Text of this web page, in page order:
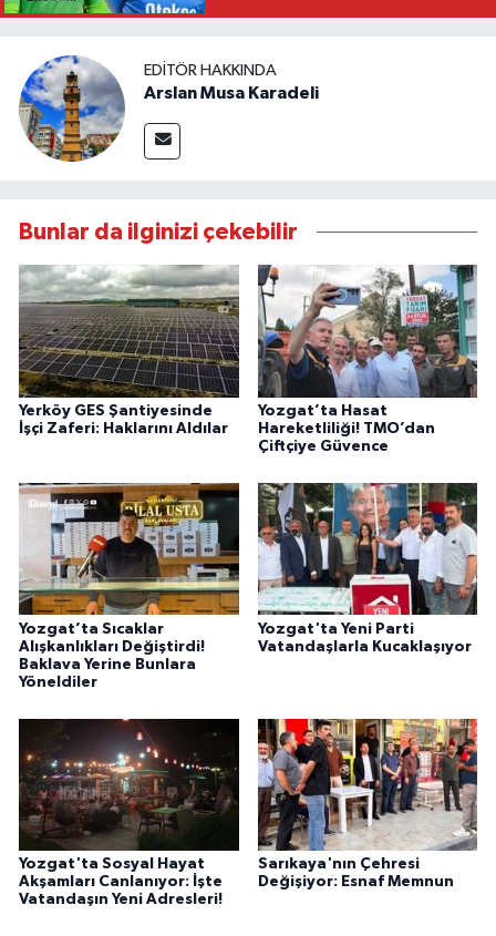
EDITÖR HAKKINDA
Arslan Musa Karadeli
Bunlar da ilginizi çekebilir
Yerköy GES Şantiyesinde
İşçi Zaferi: Haklarını Aldılar
Yozgat’ta Hasat
Hareketliliği! TMO’dan
Çiftçiye Güvence
Yozgat’ta Sıcaklar
Alışkanlıkları Değiştirdi!
Baklava Yerine Bunlara
Yöneldiler
Yozgat'ta Yeni Parti
Vatandaşlarla Kucaklaşıyor
Yozgat'ta Sosyal Hayat
Akşamları Canlanıyor: İşte
Vatandaşın Yeni Adresleri!
Sarıkaya'nın Çehresi
Değişiyor: Esnaf Memnun